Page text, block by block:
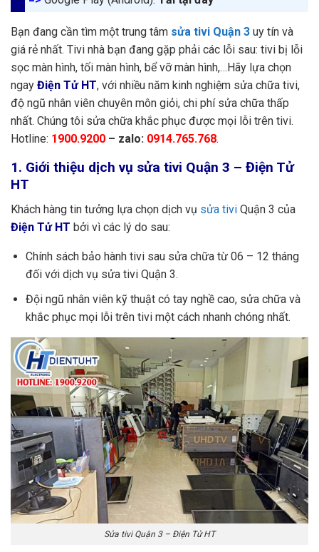
Bạn đang cần tìm một trung tâm sửa tivi Quận 3 uy tín và
giá rẻ nhất. Tivi nhà bạn đang gặp phải các lỗi sau: tivi bị lỗi
sọc màn hình, tối màn hình, bể vỡ màn hình,…Hãy lựa chọn
ngay Điện Tử HT, với nhiều năm kinh nghiệm sửa chữa tivi,
độ ngũ nhân viên chuyên môn giỏi, chi phí sửa chữa thấp
nhất. Chúng tôi sửa chữa khắc phục được mọi lỗi trên tivi.
Hotline: 1900.9200 – zalo: 0914.765.768.
1. Giới thiệu dịch vụ sửa tivi Quận 3 – Điện Tử
HT
Khách hàng tin tưởng lựa chọn dịch vụ sửa tivi Quận 3 của
Điện Tử HT bởi vì các lý do sau:
Chính sách bảo hành tivi sau sửa chữa từ 06 – 12 tháng
đối với dịch vụ sửa tivi Quận 3.
Đội ngũ nhân viên kỹ thuật có tay nghề cao, sửa chữa và
khắc phục mọi lỗi trên tivi một cách nhanh chóng nhất.
Sửa tivi Quận 3 – Điện Tử HT